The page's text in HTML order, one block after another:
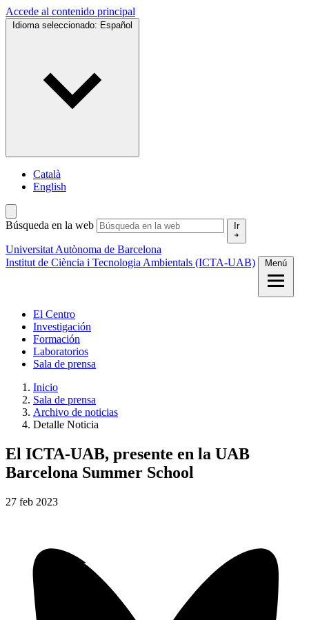
Accede al contenido principal
Idioma seleccionado: Español
Català
English
Búsqueda en la web Ir
Universitat Autònoma de Barcelona
Institut de Ciència i Tecnologia Ambientals (ICTA-UAB)
Menú
El Centro
Investigación
Formación
Laboratorios
Sala de prensa
Inicio
Sala de prensa
Archivo de noticias
Detalle Noticia
El ICTA-UAB, presente en la UAB
Barcelona Summer School
27 feb 2023